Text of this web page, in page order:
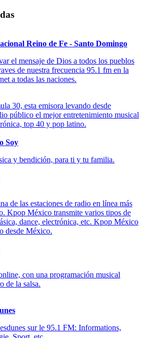
Reino de Fe - Santo Domingo
el mensaje de Dios a todos los pueblos
de nuestra frecuencia 95.1 fm en la
a todas las naciones.
30, esta emisora levando desde
público el mejor entretenimiento musical
top 40 y pop latino.
Soy
y bendición, para ti y tu familia.
de las estaciones de radio en línea más
Kpop México transmite varios tipos de
dance, electrónica, etc. Kpop México
desde México.
con una programación musical
de la salsa.
sur le 95.1 FM: Informations,